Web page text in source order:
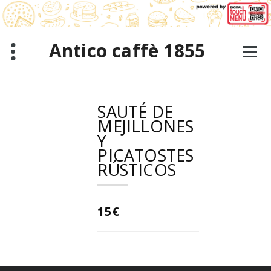
Saltar
al
contenido
Antico caffè 1855
SAUTÉ DE
MEJILLONES
Y
PICATOSTES
RÚSTICOS
15€